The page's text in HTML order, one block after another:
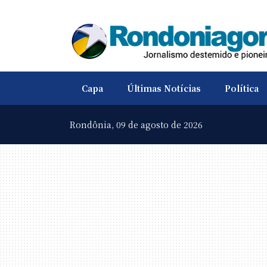
Capa Últimas Notícias Política
Rondônia, 09 de agosto de 2026